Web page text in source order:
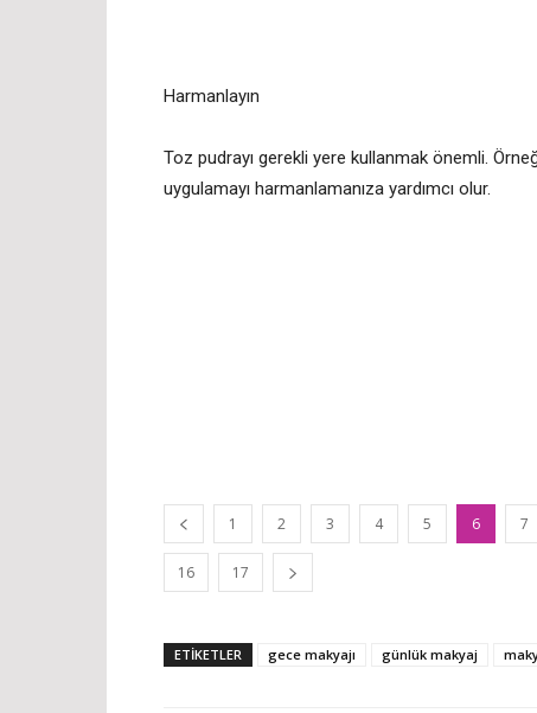
Harmanlayın
Toz pudrayı gerekli yere kullanmak önemli.
uygulamayı harmanlamanıza yardımcı olur.
1 2 3 4 5 6 7
16 17
ETİKETLER gece makyajı günlük makyaj